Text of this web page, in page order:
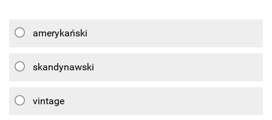
amerykański
skandynawski
vintage